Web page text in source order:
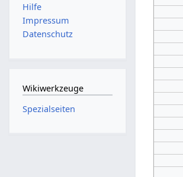
Hilfe
Impressum
Datenschutz
Wikiwerkzeuge
Spezialseiten